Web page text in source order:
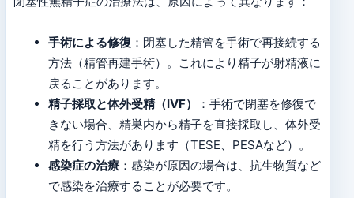
手術による修復 ：閉塞した精管を手術で再接続する
方法（精管再建手術）。これにより精子が射精液に
戻ることがあります。
精子採取と体外受精（IVF）
：手術で閉塞を修復で
きない場合、精巣内から精子を直接採取し、体外受
精を行う方法があります（TESE、PESAなど）。
感染症の治療：感染が原因の場合は、抗生物質など
で感染を治療することが必要です。